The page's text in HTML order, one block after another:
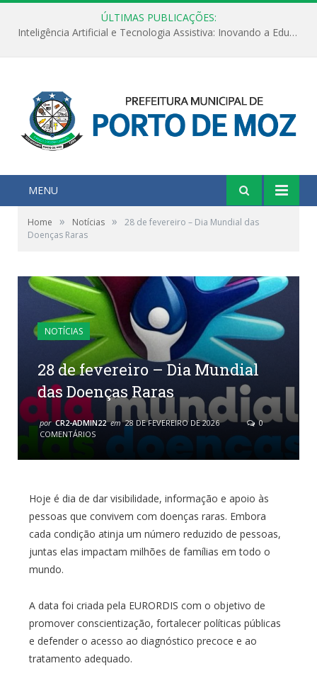
ÚLTIMAS PUBLICAÇÕES:
Inteligência Artificial e Tecnologia Assistiva: Inovando a Educação Especial e Inclusiva
MENU
Home » Notícias »
28 de fevereiro – Dia Mundial das
Doenças Raras
NOTÍCIAS
28 de fevereiro – Dia Mundial
das Doenças Raras
por CR2-ADMIN22 em 28 DE FEVEREIRO DE 2026
0
COMENTÁRIOS
Hoje é dia de dar visibilidade, informação e apoio às
pessoas que convivem com doenças raras. Embora
cada condição atinja um número reduzido de pessoas,
juntas elas impactam milhões de famílias em todo o
mundo.
A data foi criada pela EURORDIS com o objetivo de
promover conscientização, fortalecer políticas públicas
e defender o acesso ao diagnóstico precoce e ao
tratamento adequado.